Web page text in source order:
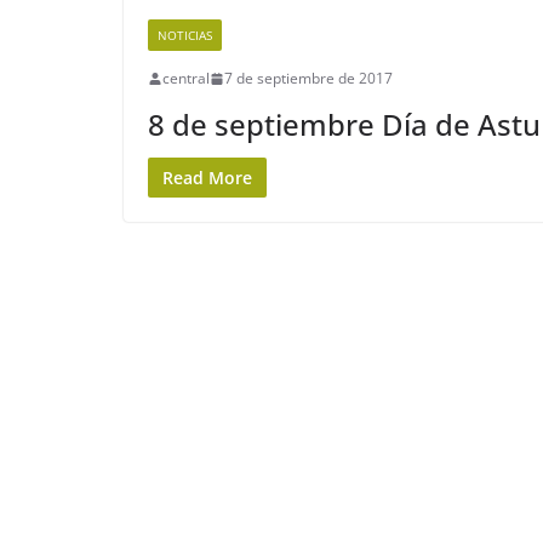
NOTICIAS
central 7 de septiembre de 2017
8 de septiembre Día de
Read More